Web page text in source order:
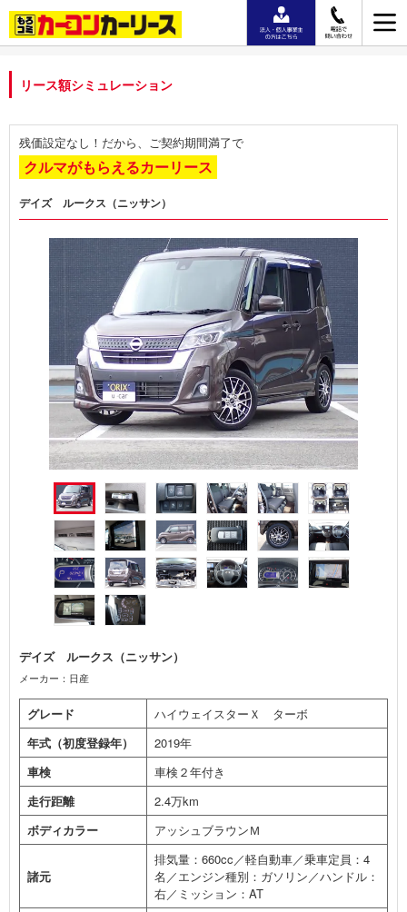
リース額シミュレーション
残価設定なし！だから、ご契約期間満了で
クルマがもらえるカーリース
デイズ ルークス（ニッサン）
デイズ ルークス（ニッサン）
メーカー：日産
グレード
ハイウェイスターＸ ターボ
年式（初度登録年）
2019年
車検
車検２年付き
走行距離
2.4万km
ボディカラー
アッシュブラウンＭ
諸元
排気量：660cc／軽自動車／乗車定員：4
名／エンジン種別：ガソリン／ハンドル：
右／ミッション：AT